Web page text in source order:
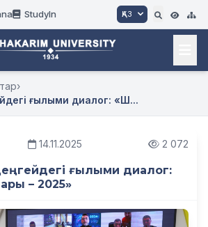
StudyIn ҚАЗ
›
ғылыми диалог: «Ш...
14.11.2025 2 072
ғылыми диалог:
– 2025»